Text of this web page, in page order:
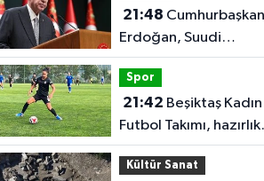
21:48
Erdoğan, Suudi
Arabistan'ı ziyaret
edecek
Spor
21:42
Futbol Takımı, hazırlık
maçında FOMGET'i
mağlup etti
Kültür Sanat